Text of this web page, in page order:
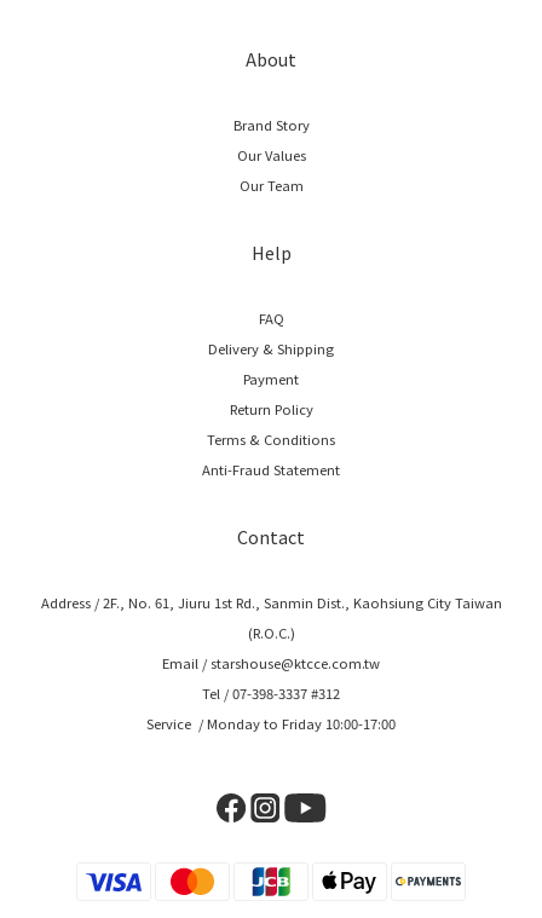
About
Brand Story
Our Values
Our Team
Help
FAQ
Delivery & Shipping
Payment
Return Policy
Terms & Conditions
Anti-Fraud Statement
Contact
Address / 2F., No. 61, Jiuru 1st Rd., Sanmin Dist., Kaohsiung City Taiwan
(R.O.C.)
Email / starshouse@ktcce.com.tw
Tel / 07-398-3337 #312
Service / Monday to Friday 10:00-17:00